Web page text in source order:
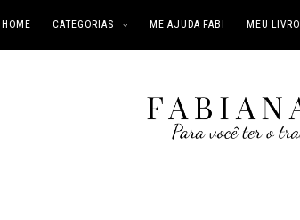
HOME CATEGORIAS ME AJUDA FABI MEU LIVRO